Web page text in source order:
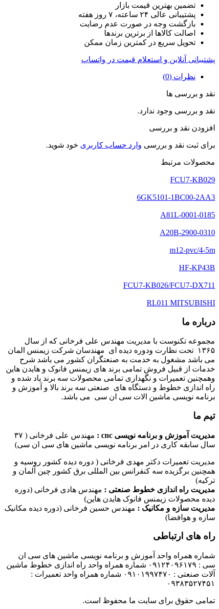
تضمین بهترین قیمت بازار
پشتیبانی عالی ۲۴ ساعته، ۷ روز هفته
بازگشت وجه در صورت عدم رضایت
اصالت کالاها از برترین برندها
تحویل سریع در کمترین زمان ممکن
پشتیبانی آنلاین و استعلام قیمت در واتساپ
نظرات (0)
نقد و بررسی ها
نقد و بررسی وجود ندارد.
افزودن نقد و بررسی
برای ثبت نقد و بررسی وارد حساب کاربری خود شوید.
محصولات مرتبط
FCU7-KB029
6GK5101-1BC00-2AA3
A81L-0001-0185
A20B-2900-0310
m12-pvc/4-5m
HF-KP43B
FCU7-KB026/FCU7-DX711
RL011 MITSUBISHI
درباره ما
مجموعه تکنوست با مدیریت مهندس علی فرخانی که از سال
۱۳۶۵ تحت نظارت ودوره دیده ای مهندسان شرکت زیمنس المان
می باشد مشغول به خدمت به صنعتگران کشور می باشد شرح
خدمات از قبیل فروش تمامی برند های زیمنس فانوک و هایدن هاین
وهمچنین تعمیرات و نگهداری تمامی محصولات سه برند یاد شده و
راه اندازی خطوط و دستگاه های صنعتی سه برند بالا و آموزش و
برنامه نویسی ماشین الات سی ان سی می باشد.
تیم ما
مدیریت آموزش و برنامه نویسی cnc :
مهندس علی فرخانی ( ۳۷
سال سابقه کاری در امر برنامه نویسی ماشین های سی ان سی)
مدیریت تعمیرات دکتر مهدی فرخانی ( دوره دیده کشور روسیه و
همچنین برگزیده سه کنفرانس بین المللی برق کشور چین آلمان و
ترکیه)
مدیریت راه اندازی خطوط صنعتی : مهندس هادی فرخانی (دوره
دیده محصولات زیمنس فانوک هایدن هاین)
مدیریت سازه و مکانیک : مهندس حسین فرخانی (دوره دیده مکانیک
سازه و هوافضا)
راه های ارتباطی
شماره همراه واحد آموزش و برنامه نویسی ماشین های سی ان
سی : ۰۹۱۲۴۰۹۶۱۷۹ شماره همراه واحد راه اندازی خطوط ماشین
آلات صنعتی : ۰۹۱۰۱۹۹۷۴۷۰ شماره همراه واحد تعمیرات :
۰۹۳۸۳۵۲۷۴۵۱
تمامی حقوق برای سایت ما محفوظ است.